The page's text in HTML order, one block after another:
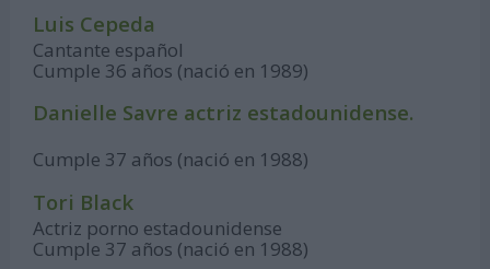
Luis Cepeda
Cantante español
Cumple 36 años (nació en 1989)
Danielle Savre actriz estadounidense.
Cumple 37 años (nació en 1988)
Tori Black
Actriz porno estadounidense
Cumple 37 años (nació en 1988)